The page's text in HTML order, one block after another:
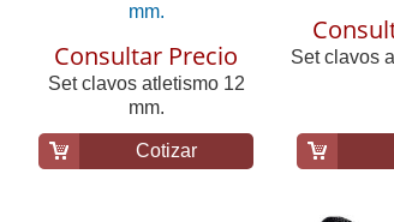
mm.
Consultar Precio
Set clavos atletismo 12
mm.
Cotizar
Set clavos